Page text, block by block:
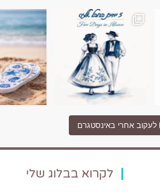
נהיה פשוט יותר. החול, הי
ערים בעולם שמרגישות כמו מסע בזמן.
לעקוב אחרי באינסטגרם
לקרוא בבלוג שלי